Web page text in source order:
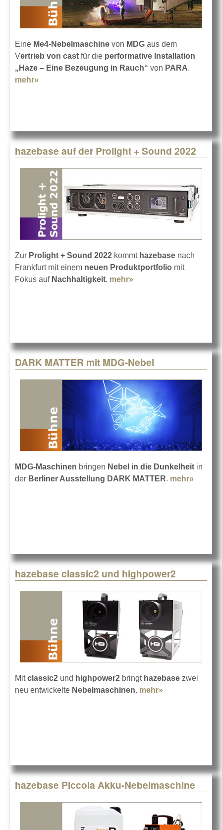
Eine Me4-Nebelmaschine von MDG aus dem
Vertrieb von cast für die performative Installation
„Haze – Eine Bezeugung in Rauch“ von PARA.
mehr»
hazebase auf der Prolight + Sound 2022
Zur Prolight + Sound 2022 kommt hazebase nach
Frankfurt mit einem neuen Produktportfolio mit
Fokus auf Nachhaltigkeit. mehr»
DARK MATTER mit MDG-Nebel
MDG-Maschinen bringen Nebel in die Dunkelheit in
der Berliner Ausstellung DARK MATTER. mehr»
hazebase classic2 und highpower2
Mitclassic2 und highpower2 bringt hazebase zwei
neu entwickelte Nebelmaschinen. mehr»
hazebase Piccola Akku-Nebelmaschine